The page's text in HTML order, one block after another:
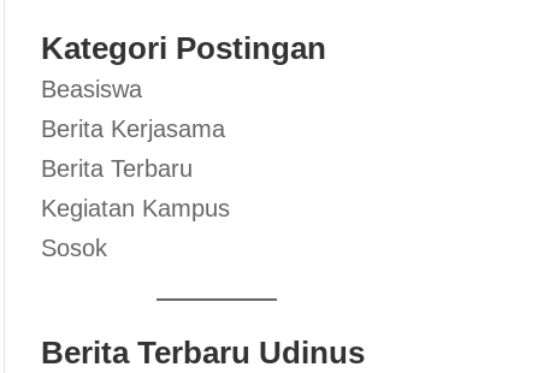
Kategori Postingan
Beasiswa
Berita Kerjasama
Berita Terbaru
Kegiatan Kampus
Sosok
Berita Terbaru Udinus